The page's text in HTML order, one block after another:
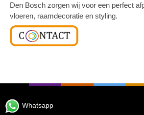
Den Bosch zorgen wij voor een perfect
vloeren, raamdecoratie en styling.
Whatsapp